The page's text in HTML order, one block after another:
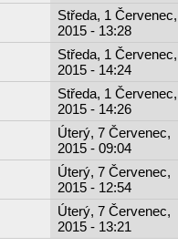
Středa, 1 Červenec,
2015 - 13:28
Středa, 1 Červenec,
2015 - 14:24
Středa, 1 Červenec,
2015 - 14:26
Úterý, 7 Červenec,
2015 - 09:04
Úterý, 7 Červenec,
2015 - 12:54
Úterý, 7 Červenec,
2015 - 13:21